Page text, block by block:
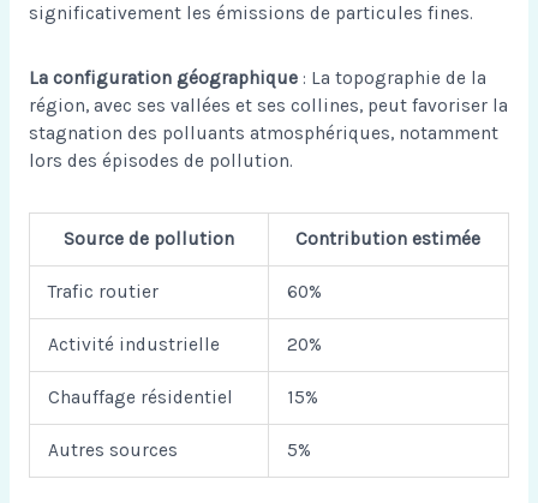
significativement les émissions de particules fines.
La configuration géographique: La topographie de la
région, avec ses vallées et ses collines, peut favoriser la
stagnation des polluants atmosphériques, notamment
lors des épisodes de pollution.
Source de pollution Contribution estimée
Trafic routier 60%
Activité industrielle 20%
Chauffage résidentiel 15%
Autres sources 5%